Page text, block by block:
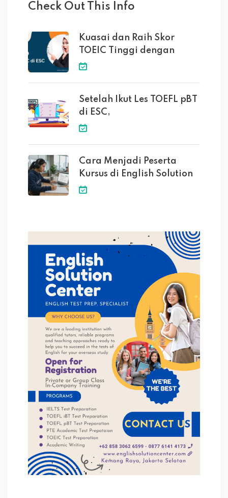
Check Out This Info
Kuasai dan Raih Skor
TOEIC Tinggi dengan
Setelah Ikut Les TOEFL pBT
di ESC,
Cara Menjadi Peserta
Kursus di English Solution